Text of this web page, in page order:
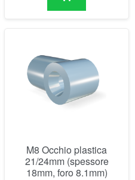
M8 Occhio plastica
21/24mm (spessore
18mm, foro 8.1mm)